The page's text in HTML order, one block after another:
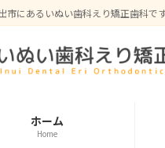
市にあるいぬい歯科えり矯正歯科
ホーム
Home